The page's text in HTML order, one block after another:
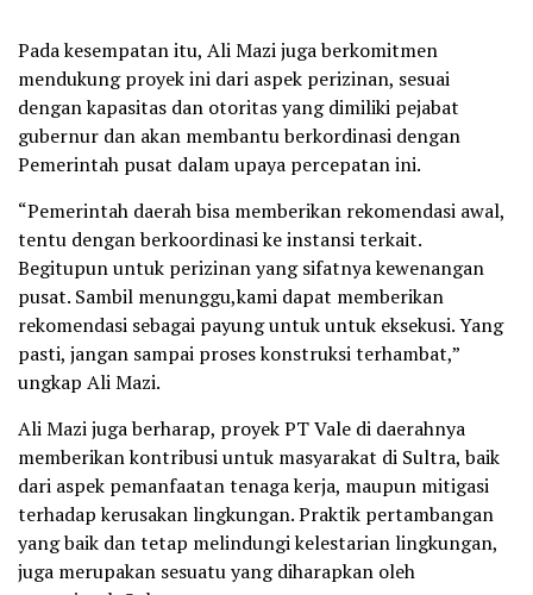
Pada kesempatan itu, Ali Mazi juga berkomitmen
mendukung proyek ini dari aspek perizinan, sesuai
dengan kapasitas dan otoritas yang dimiliki pejabat
gubernur dan akan membantu berkordinasi dengan
Pemerintah pusat dalam upaya percepatan ini.
“Pemerintah daerah bisa memberikan rekomendasi awal,
tentu dengan berkoordinasi ke instansi terkait.
Begitupun untuk perizinan yang sifatnya kewenangan
pusat. Sambil menunggu,kami dapat memberikan
rekomendasi sebagai payung untuk untuk eksekusi. Yang
pasti, jangan sampai proses konstruksi terhambat,”
ungkap Ali Mazi.
Ali Mazi juga berharap, proyek PT Vale di daerahnya
memberikan kontribusi untuk masyarakat di Sultra, baik
dari aspek pemanfaatan tenaga kerja, maupun mitigasi
terhadap kerusakan lingkungan. Praktik pertambangan
yang baik dan tetap melindungi kelestarian lingkungan,
juga merupakan sesuatu yang diharapkan oleh